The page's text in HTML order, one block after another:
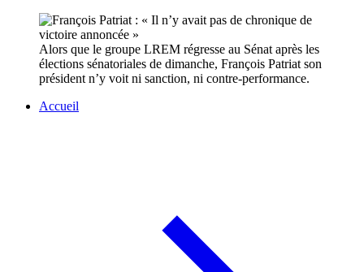
Alors que le groupe LREM régresse au Sénat après les
élections sénatoriales de dimanche, François Patriat son
président n’y voit ni sanction, ni contre-performance.
Accueil